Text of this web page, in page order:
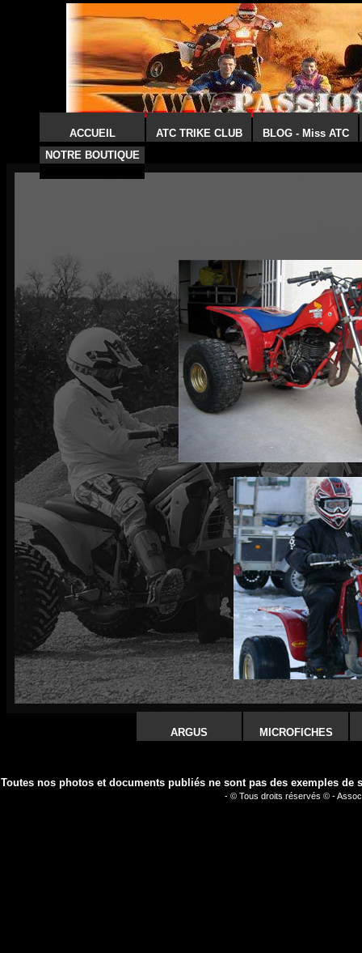
ACCUEIL ATC TRIKE CLUB
BLOG - Miss ATC
NOTRE BOUTIQUE
ARGUS MICROFICHES
Toutes nos photos et documents publiés ne sont pas des exemples
- © Tous droits réservés © -